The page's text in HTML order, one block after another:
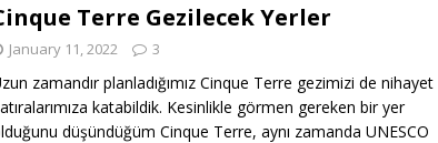
Terre Gezilecek Yerler
January 11, 2022 3
zamandır planladığımız Cinque Terre gezimizi de nihayet
katabildik. Kesinlikle görmen gereken bir yer
düşündüğüm Cinque Terre, aynı zamanda UNESCO